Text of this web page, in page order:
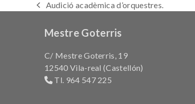
previous
Audició acadèmica d’orquestres.
Mestre Goterris
C/ Mestre Goterris, 19
12540 Vila-real (Castellón)
Tl. 964 547 225